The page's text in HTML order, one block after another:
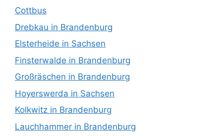
Cottbus
Drebkau in Brandenburg
Elsterheide in Sachsen
Finsterwalde in Brandenburg
Großräschen in Brandenburg
Hoyerswerda in Sachsen
Kolkwitz in Brandenburg
Lauchhammer in Brandenburg